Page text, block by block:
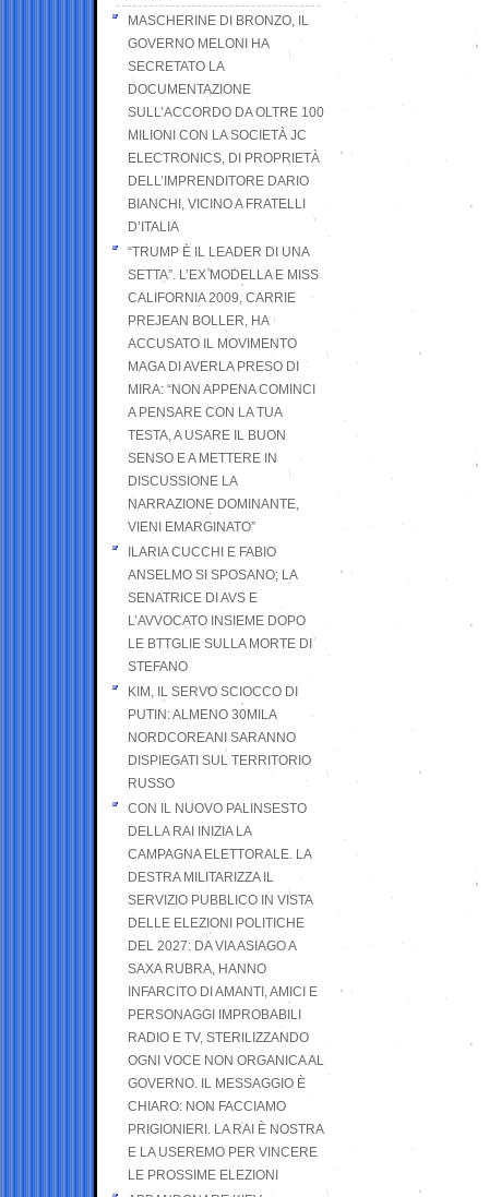
MASCHERINE DI BRONZO, IL
GOVERNO MELONI HA
SECRETATO LA
DOCUMENTAZIONE
SULL’ACCORDO DA OLTRE 100
MILIONI CON LA SOCIETÀ JC
ELECTRONICS, DI PROPRIETÀ
DELL’IMPRENDITORE DARIO
BIANCHI, VICINO A FRATELLI
D’ITALIA
“TRUMP È IL LEADER DI UNA
SETTA”. L’EX MODELLA E MISS
CALIFORNIA 2009, CARRIE
PREJEAN BOLLER, HA
ACCUSATO IL MOVIMENTO
MAGA DI AVERLA PRESO DI
MIRA: “NON APPENA COMINCI
A PENSARE CON LA TUA
TESTA, A USARE IL BUON
SENSO E A METTERE IN
DISCUSSIONE LA
NARRAZIONE DOMINANTE,
VIENI EMARGINATO”
ILARIA CUCCHI E FABIO
ANSELMO SI SPOSANO; LA
SENATRICE DI AVS E
L’AVVOCATO INSIEME DOPO
LE BTTGLIE SULLA MORTE DI
STEFANO
KIM, IL SERVO SCIOCCO DI
PUTIN: ALMENO 30MILA
NORDCOREANI SARANNO
DISPIEGATI SUL TERRITORIO
RUSSO
CON IL NUOVO PALINSESTO
DELLA RAI INIZIA LA
CAMPAGNA ELETTORALE. LA
DESTRA MILITARIZZA IL
SERVIZIO PUBBLICO IN VISTA
DELLE ELEZIONI POLITICHE
DEL 2027: DA VIA ASIAGO A
SAXA RUBRA, HANNO
INFARCITO DI AMANTI, AMICI E
PERSONAGGI IMPROBABILI
RADIO E TV, STERILIZZANDO
OGNI VOCE NON ORGANICA AL
GOVERNO. IL MESSAGGIO È
CHIARO: NON FACCIAMO
PRIGIONIERI. LA RAI È NOSTRA
E LA USEREMO PER VINCERE
LE PROSSIME ELEZIONI